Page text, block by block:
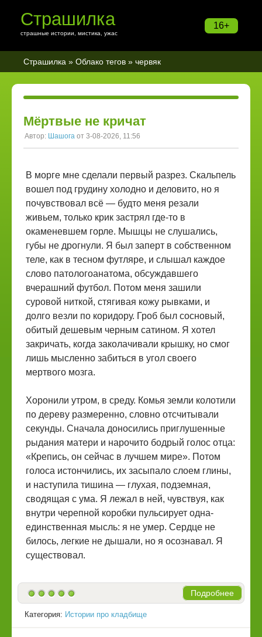
16+
Страшилка
страшные истории, мистика, ужас
Страшилка » Облако тегов » червяк
Мёртвые не кричат
Автор: Шашога от 3-08-2026, 11:56
В морге мне сделали первый разрез. Скальпель
вошел под грудину холодно и деловито, но я
почувствовал всё — будто меня резали
живьем, только крик застрял где-то в
окаменевшем горле. Мышцы не слушались,
губы не дрогнули. Я был заперт в собственном
теле, как в тесном футляре, и слышал каждое
слово патологоанатома, обсуждавшего
вчерашний футбол. Потом меня зашили
суровой ниткой, стягивая кожу рывками, и
долго везли по коридору. Гроб был сосновый,
обитый дешевым черным сатином. Я хотел
закричать, когда заколачивали крышку, но смог
лишь мысленно забиться в угол своего
мертвого мозга.
Хоронили утром, в среду. Комья земли колотили
по дереву размеренно, словно отсчитывали
секунды. Сначала доносились приглушенные
рыдания матери и нарочито бодрый голос отца:
«Крепись, он сейчас в лучшем мире». Потом
голоса истончились, их засыпало слоем глины,
и наступила тишина — глухая, подземная,
сводящая с ума. Я лежал в ней, чувствуя, как
внутри черепной коробки пульсирует одна-
единственная мысль: я не умер. Сердце не
билось, легкие не дышали, но я осознавал. Я
существовал.
Подробнее
Категория: Истории про кладбище